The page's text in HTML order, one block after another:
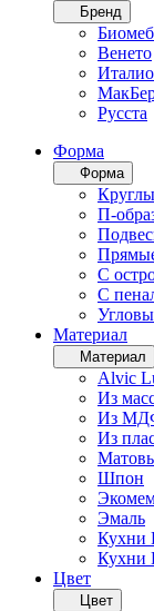
Бренд
Венето
Русста
Форма
Форма
П-
С
С
Материал
Материал
Alvic
Из
Из
Из
Шпон
Эмаль
Кухни
Кухни
Цвет
Цвет